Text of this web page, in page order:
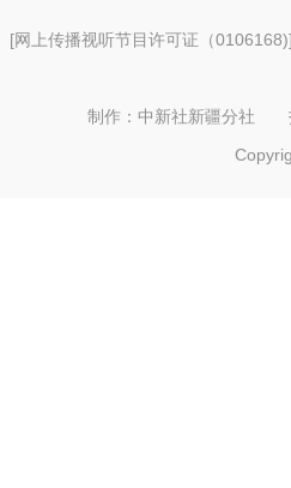
[网上传播视听节目许可证（0106168)
制作：中新社新疆分社